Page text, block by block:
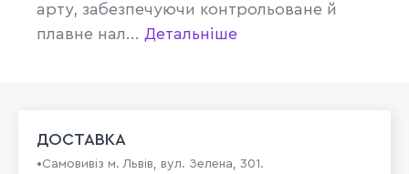
арту, забезпечуючи контрольоване й
плавне нал... Детальніше
ДОСТАВКА
•Самовивіз м. Львів, вул. Зелена, 301.